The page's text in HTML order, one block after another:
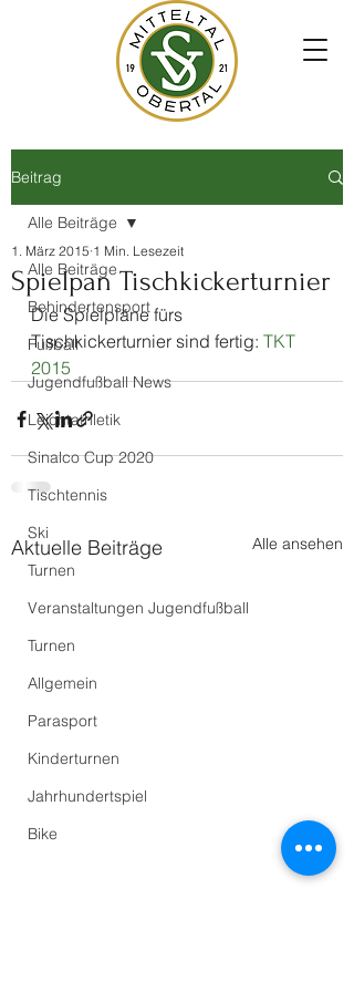
Beitrag
Alle Beiträge
Behindertensport
Fußball
Jugendfußball News
Leichtathletik
Sinalco Cup 2020
Tischtennis
Ski
Turnen
Veranstaltungen Jugendfußball
Turnen
Allgemein
Parasport
Kinderturnen
Jahrhundertspiel
Bike
Alle Beiträge
Spielpan Tischkickerturnier
1. März 2015 1 Min. Lesezeit
Die Spielpläne fürs
Tischkickerturnier sind fertig: TKT
2015
Aktuelle Beiträge Alle ansehen